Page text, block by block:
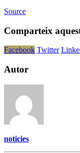
Source
Comparteix
Facebook Twitter
Autor
noticies